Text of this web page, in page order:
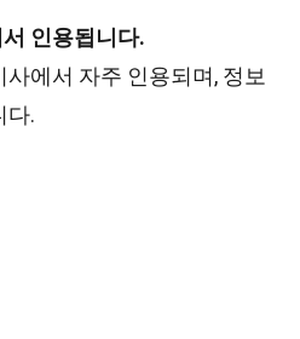
인용됩니다.
에서 자주 인용되며, 정보
다.